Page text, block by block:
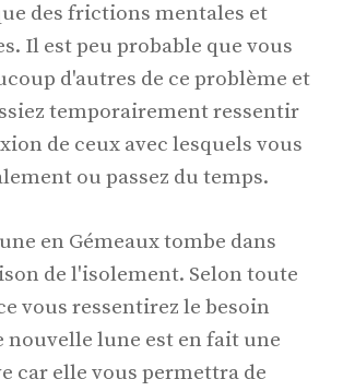
des frictions mentales et
Il est peu probable que vous
d'autres de ce problème et
temporairement ressentir
de ceux avec lesquels vous
ou passez du temps.
en Gémeaux tombe dans
de l'isolement. Selon toute
vous ressentirez le besoin
nouvelle lune est en fait une
car elle vous permettra de